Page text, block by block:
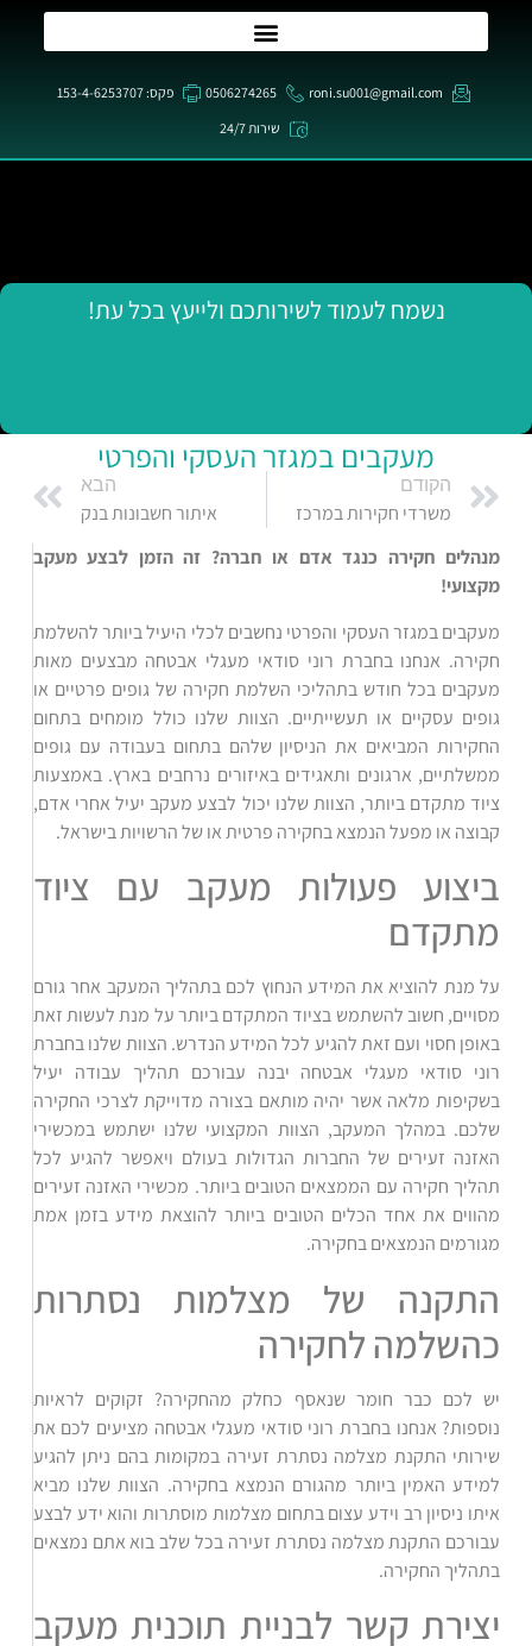
roni.su001@gmail.com
0506274265
פקס: 153-4-6253707
שירות 24/7
נשמח לעמוד לשירותכם ולייעץ בכל עת!
מעקבים במגזר העסקי והפרטי
הקודם
משרדי חקירות במרכז
הבא
איתור חשבונות בנק
מנהלים חקירה כנגד אדם או חברה? זה הזמן לבצע מעקב
מקצועי!
מעקבים במגזר העסקי והפרטי נחשבים לכלי היעיל ביותר להשלמת
חקירה. אנחנו בחברת רוני סודאי מעגלי אבטחה מבצעים מאות
מעקבים בכל חודש בתהליכי השלמת חקירה של גופים פרטיים או
גופים עסקיים או תעשייתיים. הצוות שלנו כולל מומחים בתחום
החקירות המביאים את הניסיון שלהם בתחום בעבודה עם גופים
ממשלתיים, ארגונים ותאגידים באיזורים נרחבים בארץ. באמצעות
ציוד מתקדם ביותר, הצוות שלנו יכול לבצע מעקב יעיל אחרי אדם,
קבוצה או מפעל הנמצא בחקירה פרטית או של הרשויות בישראל.
ביצוע פעולות מעקב עם ציוד
מתקדם
על מנת להוציא את המידע הנחוץ לכם בתהליך המעקב אחר גורם
מסויים, חשוב להשתמש בציוד המתקדם ביותר על מנת לעשות זאת
באופן חסוי ועם זאת להגיע לכל המידע הנדרש. הצוות שלנו בחברת
רוני סודאי מעגלי אבטחה יבנה עבורכם תהליך עבודה יעיל
בשקיפות מלאה אשר יהיה מותאם בצורה מדוייקת לצרכי החקירה
שלכם. במהלך המעקב, הצוות המקצועי שלנו ישתמש במכשירי
האזנה זעירים של החברות הגדולות בעולם ויאפשר להגיע לכל
תהליך חקירה עם הממצאים הטובים ביותר. מכשירי האזנה זעירים
מהווים את אחד הכלים הטובים ביותר להוצאת מידע בזמן אמת
מגורמים הנמצאים בחקירה.
התקנה של מצלמות נסתרות
כהשלמה לחקירה
יש לכם כבר חומר שנאסף כחלק מהחקירה? זקוקים לראיות
נוספות? אנחנו בחברת רוני סודאי מעגלי אבטחה מציעים לכם את
שירותי התקנת מצלמה נסתרת זעירה במקומות בהם ניתן להגיע
למידע האמין ביותר מהגורם הנמצא בחקירה. הצוות שלנו מביא
איתו ניסיון רב וידע עצום בתחום מצלמות מוסתרות והוא ידע לבצע
עבורכם התקנת מצלמה נסתרת זעירה בכל שלב בוא אתם נמצאים
בתהליך החקירה.
יצירת קשר לבניית תוכנית מעקב